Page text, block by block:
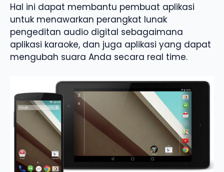
Hal ini dapat membantu pembuat aplikasi
untuk menawarkan perangkat lunak
pengeditan audio digital sebagaimana
aplikasi karaoke, dan juga aplikasi yang dapat
mengubah suara Anda secara real time.